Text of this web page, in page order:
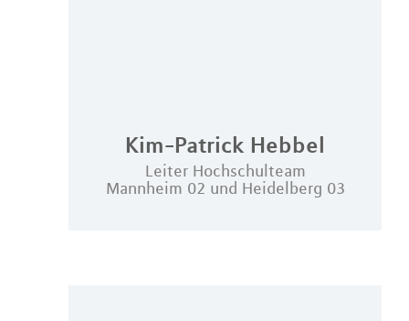
Kim-Patrick Hebbel
Leiter Hochschulteam
Mannheim 02 und Heidelberg 03